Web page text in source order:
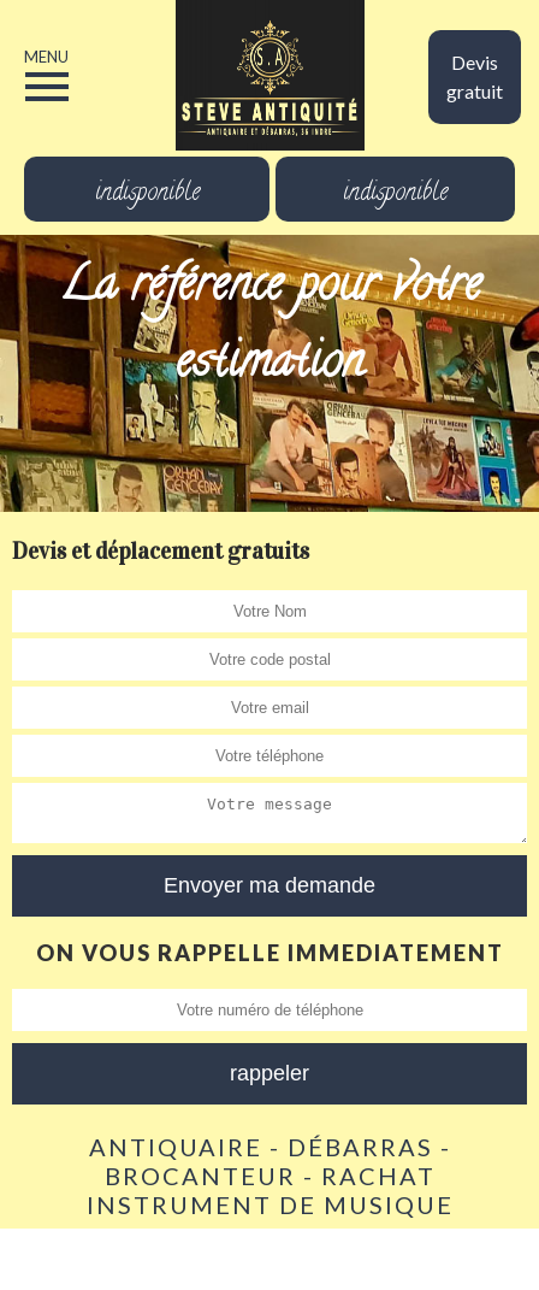
Devis
gratuit
MENU
indisponible indisponible
La référence pour votre
estimation
Devis et déplacement gratuits
ON VOUS RAPPELLE IMMEDIATEMENT
ANTIQUAIRE - DÉBARRAS -
BROCANTEUR - RACHAT
INSTRUMENT DE MUSIQUE